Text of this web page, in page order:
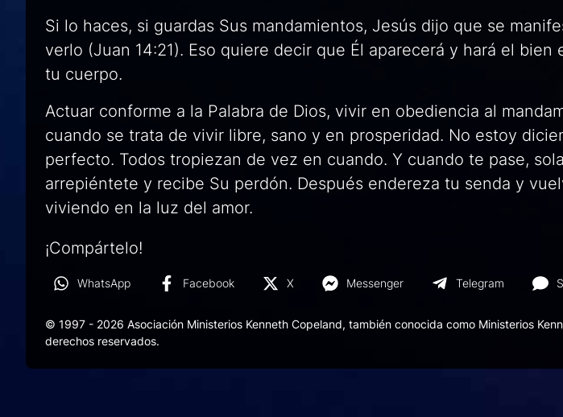
Si lo haces, si guardas Sus mandamientos, Jesús dijo que se
verlo (Juan 14:21). Eso quiere decir que Él aparecerá y hará el bien
tu cuerpo.
Actuar conforme a la Palabra de Dios, vivir en obediencia al
cuando se trata de vivir libre, sano y en prosperidad. No estoy
perfecto. Todos tropiezan de vez en cuando. Y cuando te pase,
arrepiéntete y recibe Su perdón. Después endereza tu senda y
viviendo en la luz del amor.
¡Compártelo!
WhatsApp Facebook X Messenger Telegram
© 1997 - 2026 Asociación Ministerios Kenneth Copeland, también conocida como Ministerios
derechos reservados.